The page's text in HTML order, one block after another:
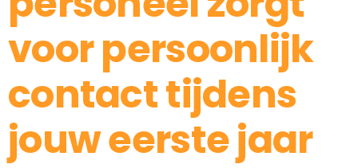
voor persoonlijk
contact tijdens
jouw eerste jaar